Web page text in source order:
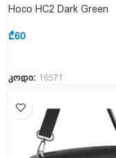
Hoco HC2 Dark Green
₾60
კოდი: 15571